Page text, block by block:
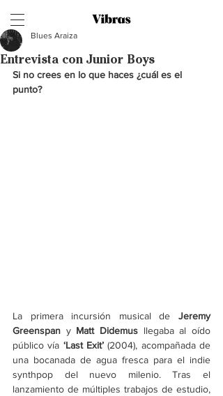
Entrevista con Junior Boys
Blues Araiza
Si no crees en lo que haces ¿cuál es el
punto?
La primera incursión musical de Jeremy
Greenspan y Matt Didemus llegaba al oído
público vía ‘Last Exit’ (2004), acompañada de
una bocanada de agua fresca para el indie
synthpop del nuevo milenio. Tras el
lanzamiento de múltiples trabajos de estudio,